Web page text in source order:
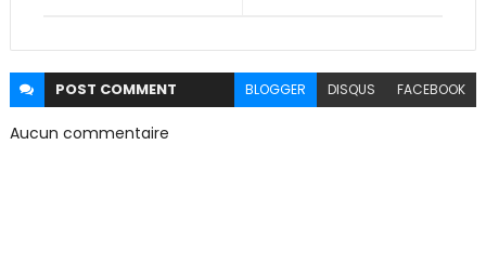
POST COMMENT BLOGGER DISQUS FACEBOOK
Aucun commentaire